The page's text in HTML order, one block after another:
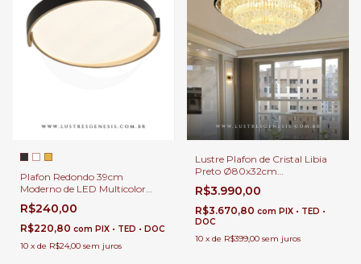
Plafon Redondo 39cm
Moderno de LED Multicolor
Quente, Neutro e Frio 2800Lm
Logy Preto Para Corredor,
Lavabo e Quarto
R$240,00
R$220,80 com PIX • TED • DOC
10 x de R$24,00 sem juros
Lustre Plafon de Cristal Libia
Preto Ø80x32cm
Contemporâneo 13 E-14 |
Luminária de Teto Decorativa
para Quartos, Suites, Hall e
Salas
R$3.990,00
R$3.670,80 com PIX • TED •
DOC
10 x de R$399,00 sem juros